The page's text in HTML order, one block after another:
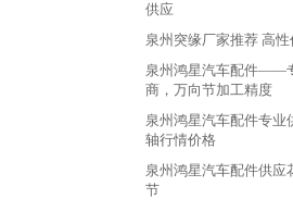
供应
泉州突缘厂家推荐 高
泉州鸿星汽车配件——
商，万向节加工精度
泉州鸿星汽车配件专业
轴行情价格
泉州鸿星汽车配件供应
节